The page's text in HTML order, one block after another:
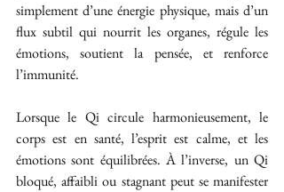
simplement d’une énergie physique, mais d’un
flux subtil qui nourrit les organes, régule les
émotions, soutient la pensée, et renforce
l’immunité.
Lorsque le Qi circule harmonieusement, le
corps est en santé, l’esprit est calme, et les
émotions sont équilibrées. À l’inverse, un Qi
bloqué, affaibli ou stagnant peut se manifester